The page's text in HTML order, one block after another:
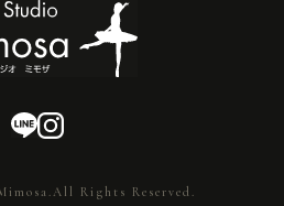
Rights Reserved.